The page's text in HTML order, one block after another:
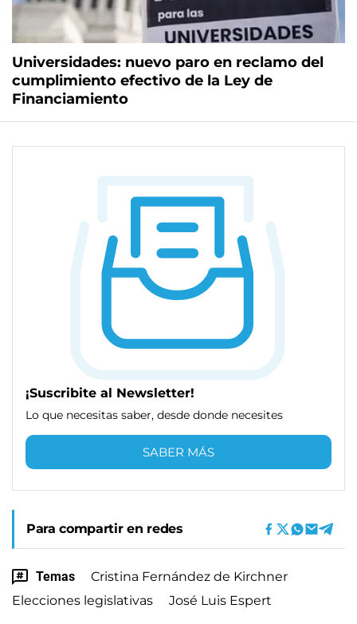
Universidades: nuevo paro en reclamo del
cumplimiento efectivo de la Ley de
Financiamiento
¡Suscribite al Newsletter!
Lo que necesitas saber, desde donde necesites
SABER MÁS
Para compartir en redes
Temas
Cristina Fernández de Kirchner
Elecciones legislativas
José Luis Espert